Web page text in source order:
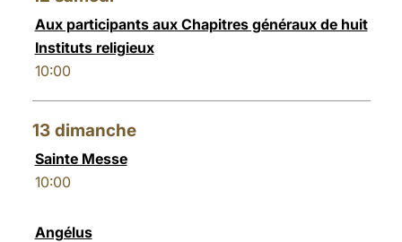
Aux participants aux Chapitres généraux de huit
Instituts religieux
10:00
13 dimanche
Sainte Messe
10:00
Angélus